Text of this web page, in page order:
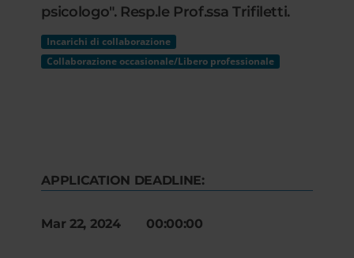
psicologo". Resp.le Prof.ssa Trifiletti.
Incarichi di collaborazione
Collaborazione occasionale/Libero professionale
APPLICATION DEADLINE:
Mar 22, 2024 00:00:00